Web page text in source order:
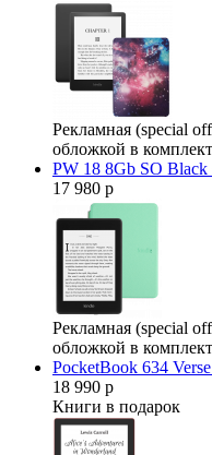
Рекламная (special
обложкой в
PW 18 8Gb SO Black
17 980 р
Рекламная (special
обложкой в
PocketBook 634
18 990 р
Книги в подарок